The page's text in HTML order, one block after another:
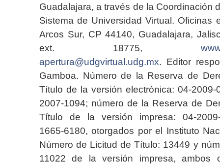
Guadalajara, a través de la Coordinación
Sistema de Universidad Virtual. Oficinas
Arcos Sur, CP 44140, Guadalajara,
ext. 18775,
apertura@udgvirtual.udg.mx. Editor
Gamboa. Número de la Reserva de
Título de la versión electrónica: 04-2009-
2007-1094; número de la Reserva de
Título de la versión impresa: 04-2009-
1665-6180, otorgados por el Instituto
Número de Licitud de Título: 13449 y
11022 de la versión impresa, ambos